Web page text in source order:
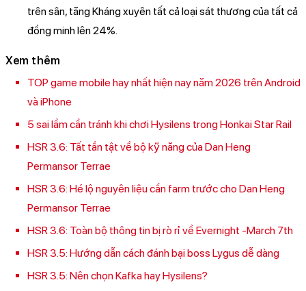
trên sân, tăng Kháng xuyên tất cả loại sát thương của tất cả
đồng minh lên 24%.
Xem thêm
TOP game mobile hay nhất hiện nay năm 2026 trên Android
và iPhone
5 sai lầm cần tránh khi chơi Hysilens trong Honkai Star Rail
HSR 3.6: Tất tần tật về bộ kỹ năng của Dan Heng
Permansor Terrae
HSR 3.6: Hé lộ nguyên liệu cần farm trước cho Dan Heng
Permansor Terrae
HSR 3.6: Toàn bộ thông tin bị rò rỉ về Evernight -March 7th
HSR 3.5: Hướng dẫn cách đánh bại boss Lygus dễ dàng
HSR 3.5: Nên chọn Kafka hay Hysilens?